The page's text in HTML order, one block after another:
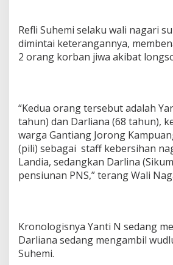
Refli Suhemi selaku wali nagari
dimintai keterangannya,
2 orang korban jiwa akibat
“Kedua orang tersebut adalah
tahun) dan Darliana (68 tahun),
warga Gantiang Jorong
(pili) sebagai staff kebersihan
Landia, sedangkan Darlina
pensiunan PNS,” terang Wali
Kronologisnya Yanti N sedang
Darliana sedang mengambil
Suhemi.